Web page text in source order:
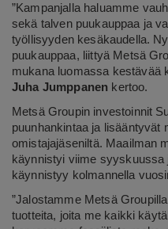
”Kampanjalla haluamme
sekä talven puukauppaa ja
työllisyyden kesäkaudella.
puukauppaa, liittyä Metsä
mukana luomassa kestävää
Juha Jumppanen kertoo.
Metsä Groupin investoinnit
puunhankintaa ja lisääntyvät
omistajajäseniltä. Maailman
käynnistyi viime syyskuussa
käynnistyy kolmannella
”Jalostamme Metsä
tuotteita, joita me kaikki